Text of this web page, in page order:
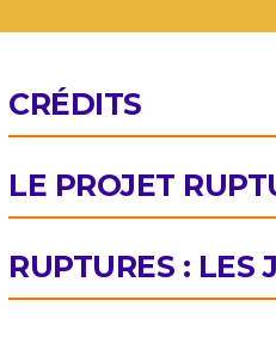
CRÉDITS
LE PROJET
RUPTURES : LES